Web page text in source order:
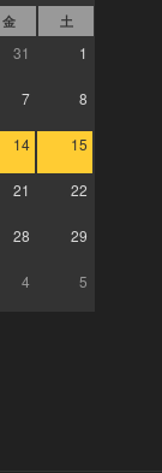
金 土
31 1
7 8
14 15
21 22
28 29
4 5